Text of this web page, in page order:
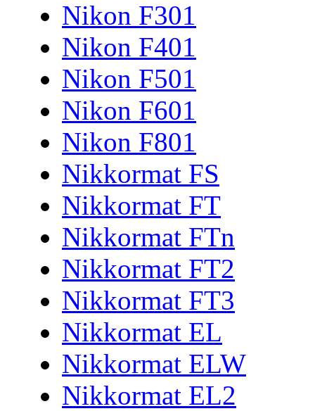
Nikon F301
Nikon F401
Nikon F501
Nikon F601
Nikon F801
Nikkormat FS
Nikkormat FT
Nikkormat FTn
Nikkormat FT2
Nikkormat FT3
Nikkormat EL
Nikkormat ELW
Nikkormat EL2